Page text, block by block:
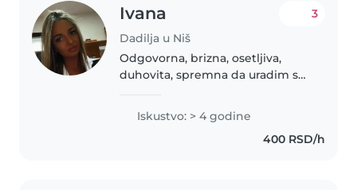
Ivana
Dadilja u Niš
3
Odgovorna, brizna, osetljiva,
duhovita, spremna da uradim sve
Iskustvo: > 4 godine
400 RSD/h